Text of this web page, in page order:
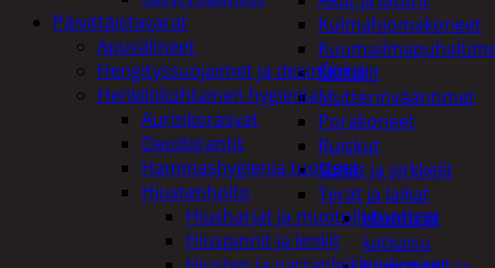
Kulmahiomakoneet
Mittarit
Mutterinvääntimet
Porakoneet
Ruiskut
Sahat ja sirkkelit
Terät ja laikat
Hionta ja
katkaisu
Päivittäistavarat
Apuvälineet
Hengityssuojaimet ja desinfiointi
Henkilökohtainen hygienia
Aurinkorasvat
Deodorantit
Hammashygienia tuotteet
Hiustenhoito
Hiusharjat ja muotoilutuotteet
Hiuspinnit ja lenkit